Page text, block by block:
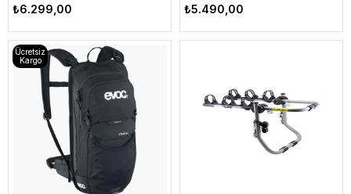
₺6.299,00 ₺5.490,00
Ücretsiz
Kargo